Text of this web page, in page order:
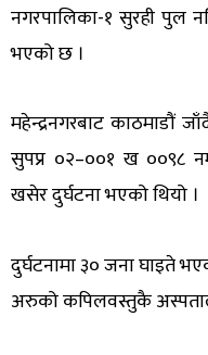
नगरपालिका-१ सुरही पुल
भएको छ ।
महेन्द्रनगरबाट काठमाडौं
सुपप्र ०२–००१ ख ००९८
खसेर दुर्घटना भएको थियो ।
दुर्घटनामा ३० जना घाइते
अरुको कपिलवस्तुकै